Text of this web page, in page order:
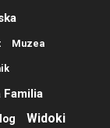
Muzea
Familia
Widoki